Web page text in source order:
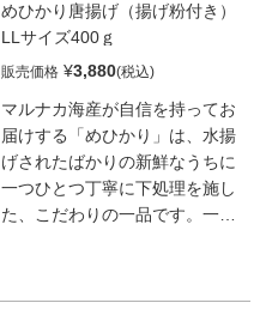
めひかり唐揚げ（揚げ粉付き）
LLサイズ400ｇ
販売価格 ¥3,880
マルナカ海産が自信を持ってお
届けする「めひかり」は、水揚
げされたばかりの新鮮なうちに
一つひとつ丁寧に下処理を施し
た、こだわりの一品です。一般